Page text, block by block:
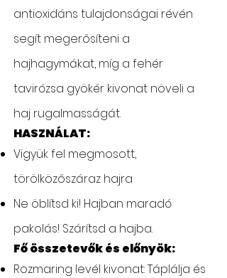
antioxidáns tulajdonságai révén
segít megerősíteni a
hajhagymákat, míg a fehér
tavirózsa gyökér kivonat növeli a
haj rugalmasságát.
HASZNÁLAT:
Vigyük fel megmosott,
törölközőszáraz hajra
Ne öblítsd ki! Hajban maradó
pakolás! Szárítsd a hajba.
Fő összetevők és előnyök:
Rozmaring levél kivonat: Táplálja és